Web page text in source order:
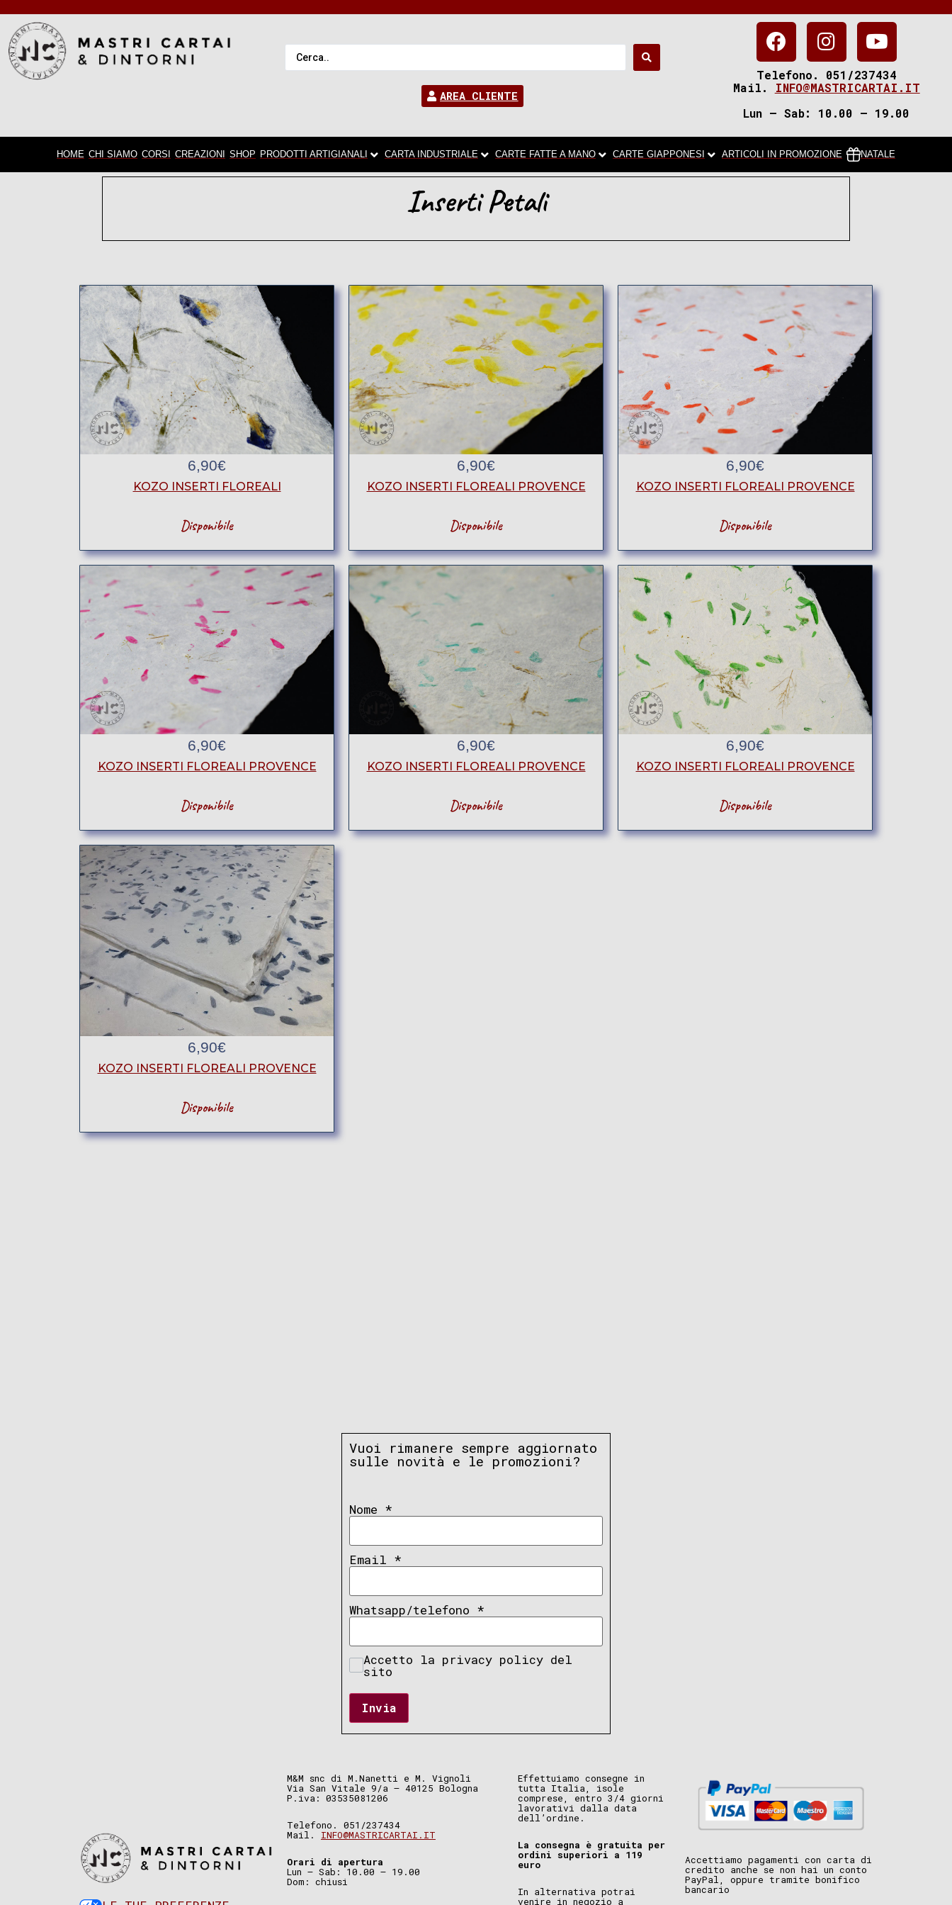
AREA CLIENTE
Telefono. 051/237434
Mail.
INFO@MASTRICARTAI.IT
Lun – Sab: 10.00 – 19.00
HOME CHI SIAMO CORSI CREAZIONI SHOP PRODOTTI ARTIGIANALI CARTA INDUSTRIALE CARTE FATTE A MANO CARTE GIAPPONESI ARTICOLI IN PROMOZIONE NATALE
Inserti Petali
6,90€
KOZO INSERTI FLOREALI
Disponibile
6,90€
KOZO INSERTI FLOREALI PROVENCE
Disponibile
6,90€
KOZO INSERTI FLOREALI PROVENCE
Disponibile
6,90€
KOZO INSERTI FLOREALI PROVENCE
Disponibile
6,90€
KOZO INSERTI FLOREALI PROVENCE
Disponibile
6,90€
KOZO INSERTI FLOREALI PROVENCE
Disponibile
6,90€
KOZO INSERTI FLOREALI PROVENCE
Disponibile
Vuoi rimanere sempre aggiornato
sulle novità e le promozioni?
Nome *
Email *
Whatsapp/telefono *
Accetto la privacy policy del
sito
Invia
M&M snc di M.Nanetti e M. Vignoli
Via San Vitale 9/a – 40125 Bologna
P.iva: 03535081206
Telefono. 051/237434
Mail. INFO@MASTRICARTAI.IT
Orari di apertura
Lun – Sab: 10.00 – 19.00
Dom: chiusi
Effettuiamo consegne in
tutta Italia, isole
comprese, entro 3/4 giorni
lavorativi dalla data
dell’ordine.
La consegna è gratuita per
ordini superiori a 119
euro
In alternativa potrai
venire in negozio a
Accettiamo pagamenti con carta di
credito anche se non hai un conto
PayPal, oppure tramite bonifico
bancario